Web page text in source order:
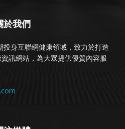
於我們
身互聯網健康領域，致力於打造
訊網站，為大眾提供優質內容服